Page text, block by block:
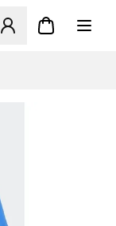
za prijavo ali